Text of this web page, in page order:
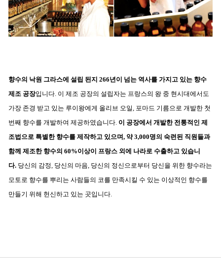
향수의 낙원 그라스에 설립 된지 266년이 넘는 역사를 가지고 있는 향수
제조 공장입니다. 이 제조 공장의 설립자는 프랑스의 왕 중 현시대에서도
가장 존경 받고 있는 루이왕에게 올리브 오일, 포마드 기름으로 개발한 첫
번째 향수를 개발하여 제공하였습니다. 이 공장에서 개발한 전통적인 제
조법으로 특별한 향수를 제작하고 있으며, 약 3,000명의 숙련된 직원들과
함께 제조한 향수의 60%이상이 프랑스 외에 나라로 수출하고 있습니
다. 당신의 감정, 당신의 마음, 당신의 정신으로부터 당신을 위한 향수라는
모토로 향수를 뿌리는 사람들의 코를 만족시킬 수 있는 이상적인 향수를
만들기 위해 헌신하고 있는 곳입니다.